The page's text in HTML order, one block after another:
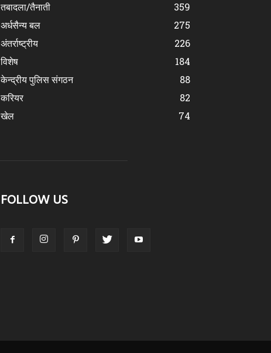
तबादला/तैनाती
359
अर्धसैन्य बल
275
अंतर्राष्ट्रीय
226
विशेष
184
केन्द्रीय पुलिस संगठन
88
करियर
82
खेल
74
FOLLOW US